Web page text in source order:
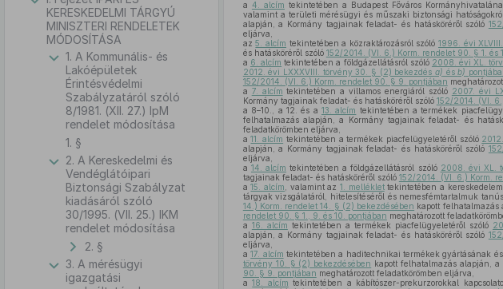
KERESKEDELMI TÁRGYÚ
MINISZTERI RENDELETEK
MÓDOSÍTÁSA
1. A Kommunális- és
Lakóépületek
Érintésvédelmi
Szabályzatáról szóló
8/1981. (XII. 27.) IpM
rendelet módosítása
1. §
2. A Kereskedelmi és
Vendéglátóipari
Biztonsági Szabályzat
kiadásáról szóló
30/1995. (VII. 25.) IKM
rendelet módosítása
2. §
3. A mérésügyi
igazgatási
a 4. alcím tekintetében a Budapest Főváros
valamint a területi mérésügyi és műszaki biztonsági
alapján, a Kormány tagjainak feladat- és hatásköréről szóló
eljárva,
az5. alcím tekintetében a közraktározásról szóló1996. évi
és hatásköréről szóló 152/2014. (VI. 6.) Korm. rendelet 90. § 1. és
a 6. alcím tekintetében a földgázellátásról szóló 2008. évi XL.
2012. évi LXXXVIII. törvény 30. § (2) bekezdés a) ésb)
152/2014. (VI. 6.) Korm. rendelet 90. § 9. pontjában
a 7. alcím tekintetében a villamos energiáról szóló 2007. évi
Kormány tagjainak feladat- és hatásköréről szóló 152/2014. (VI.
a 8–10., a 12. és a 13. alcím tekintetében a termékek
felhatalmazás alapján, a Kormány tagjainak feladat- és
feladatkörömben eljárva,
a11. alcím tekintetében a termékek piacfelügyeletéről szóló
alapján, a Kormány tagjainak feladat- és hatásköréről szóló
eljárva,
a 14. alcím tekintetében a földgázellátásról szóló 2008. évi XL.
tagjainak feladat- és hatásköréről szóló 152/2014. (VI. 6.) Korm.
a15. alcím , valamint az1. melléklettekintetében a
tárgyak vizsgálatáról, hitelesítéséről és nemesfémtartalmuk
14.) Korm. rendelet 14. § (2) bekezdésében kapott felhatalmazás
rendelet 90. § 1., 9. és 10. pontjában meghatározott
a 16. alcím tekintetében a termékek piacfelügyeletéről szóló
alapján, a Kormány tagjainak feladat- és hatásköréről szóló
eljárva,
a17. alcím tekintetében a haditechnikai termékek gyártásának
törvény 10. § (2) bekezdésében kapott felhatalmazás alapján,
90. § 9. pontjában meghatározott feladatkörömben eljárva,
a18. alcím tekintetében a kábítószer-prekurzorokkal